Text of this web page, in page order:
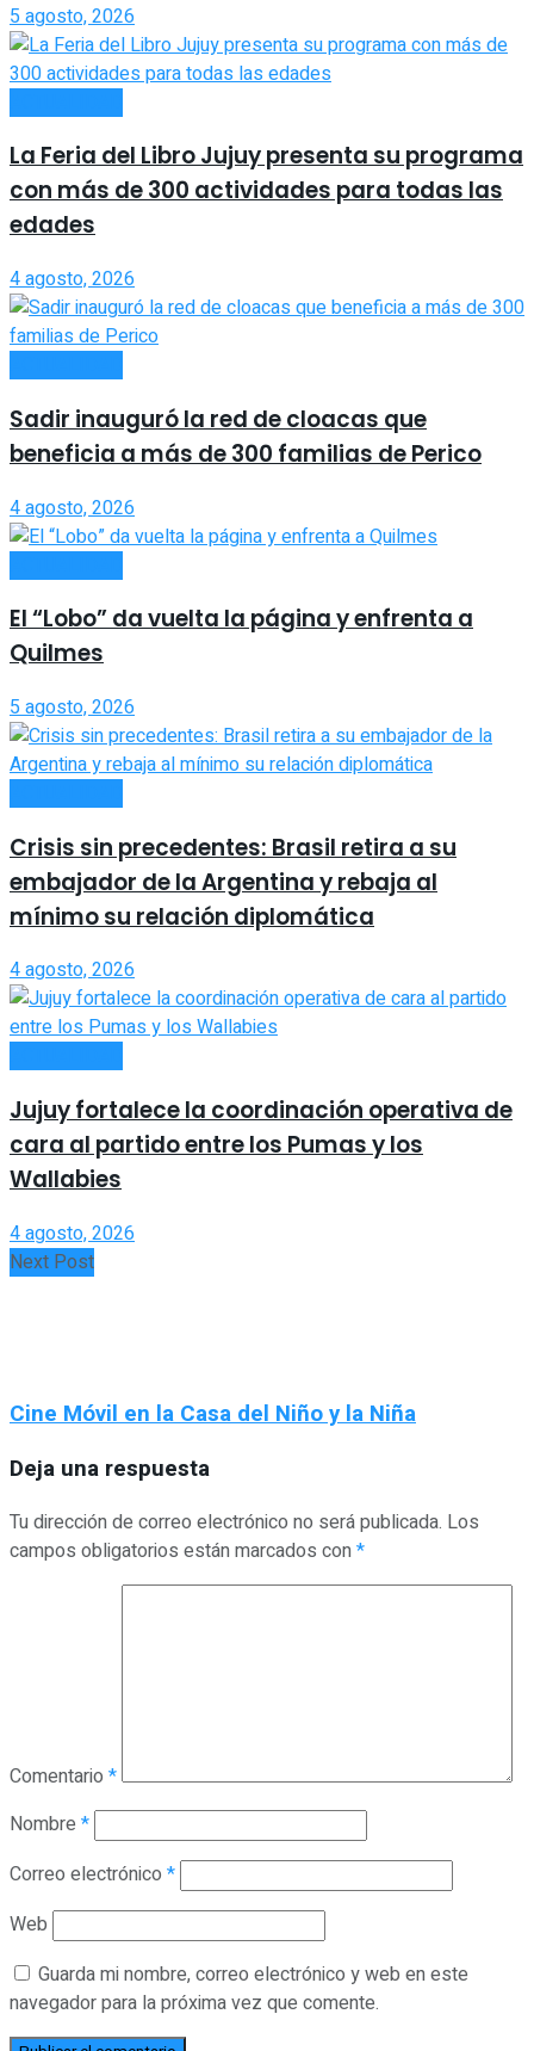
5 agosto, 2026
La Feria del Libro Jujuy presenta su programa
con más de 300 actividades para todas las
edades
4 agosto, 2026
Sadir inauguró la red de cloacas que
beneficia a más de 300 familias de Perico
4 agosto, 2026
El “Lobo” da vuelta la página y enfrenta a
Quilmes
5 agosto, 2026
Crisis sin precedentes: Brasil retira a su
embajador de la Argentina y rebaja al
mínimo su relación diplomática
4 agosto, 2026
Jujuy fortalece la coordinación operativa de
cara al partido entre los Pumas y los
Wallabies
4 agosto, 2026
Next Post
Cine Móvil en la Casa del Niño y la Niña
Deja una respuesta
Tu dirección de correo electrónico no será publicada. Los
campos obligatorios están marcados con*
Comentario *
Nombre *
Correo electrónico *
Web
Guarda mi nombre, correo electrónico y web en este
navegador para la próxima vez que comente.